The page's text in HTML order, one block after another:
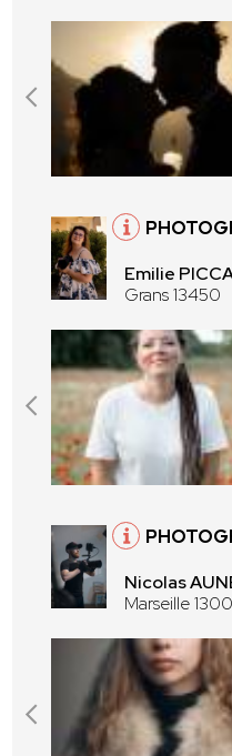
Emilie
Grans 13450
Nicolas
Marseille